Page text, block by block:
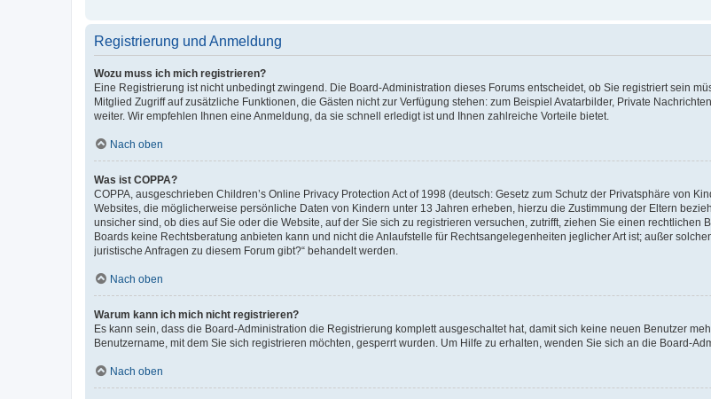
Registrierung und Anmeldung
Wozu muss ich mich registrieren?
Eine Registrierung ist nicht unbedingt zwingend. Die Board-Administration dieses Forums entscheidet, ob Sie registriert sein
Mitglied Zugriff auf zusätzliche Funktionen, die Gästen nicht zur Verfügung stehen: zum Beispiel Avatarbilder, Private
weiter. Wir empfehlen Ihnen eine Anmeldung, da sie schnell erledigt ist und Ihnen zahlreiche Vorteile bietet.
Nach oben
Was ist COPPA?
COPPA, ausgeschrieben Children’s Online Privacy Protection Act of 1998 (deutsch: Gesetz zum Schutz der Privatsphäre von
Websites, die möglicherweise persönliche Daten von Kindern unter 13 Jahren erheben, hierzu die Zustimmung der Eltern
unsicher sind, ob dies auf Sie oder die Website, auf der Sie sich zu registrieren versuchen, zutrifft, ziehen Sie einen
Boards keine Rechtsberatung anbieten kann und nicht die Anlaufstelle für Rechtsangelegenheiten jeglicher Art ist; außer
juristische Anfragen zu diesem Forum gibt?“ behandelt werden.
Nach oben
Warum kann ich mich nicht registrieren?
Es kann sein, dass die Board-Administration die Registrierung komplett ausgeschaltet hat, damit sich keine neuen Benutzer
Benutzername, mit dem Sie sich registrieren möchten, gesperrt wurden. Um Hilfe zu erhalten, wenden Sie sich an die Board-
Nach oben